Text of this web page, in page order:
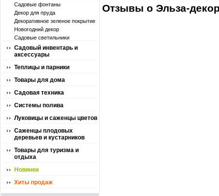
Садовые фонтаны
Декор для пруда
Декоративное зеленое покрытие
Новогодний декор
Садовые светильники
Садовый инвентарь и
аксессуары
Теплицы и парники
Товары для дома
Садовая техника
Системы полива
Луковицы и саженцы цветов
Саженцы плодовых
деревьев и кустарников
Товары для туризма и
отдыха
Новинки
Хиты продаж
Отзывы о Эльза-